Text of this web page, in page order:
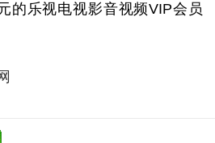
的乐视电视影音视频VIP会员